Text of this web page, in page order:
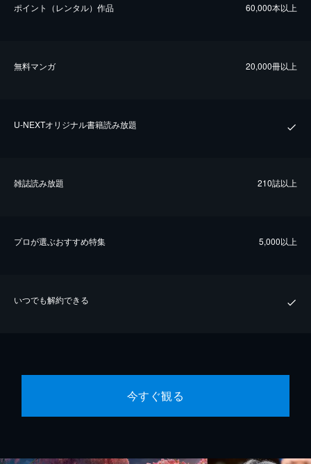
ポイント（レンタル）作品 60,000本以上
無料マンガ 20,000冊以上
U-NEXTオリジナル書籍読み放題
雑誌読み放題 210誌以上
プロが選ぶおすすめ特集 5,000以上
いつでも解約できる
今すぐ観る